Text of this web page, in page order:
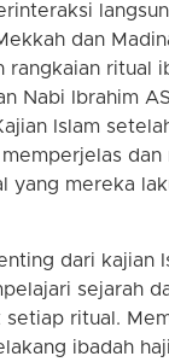
dan
rangkaian ritual
Nabi Ibrahim
Islam
dan
yang mereka
dari kajian
sejarah
setiap ritual.
ibadah